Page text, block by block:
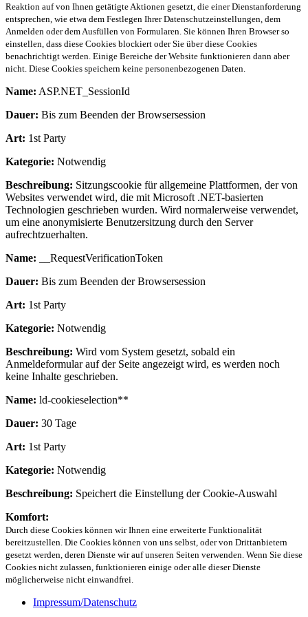
Reaktion auf von Ihnen getätigte Aktionen gesetzt, die einer Dienstanforderung
entsprechen, wie etwa dem Festlegen Ihrer Datenschutzeinstellungen, dem
Anmelden oder dem Ausfüllen von Formularen. Sie können Ihren Browser so
einstellen, dass diese Cookies blockiert oder Sie über diese Cookies
benachrichtigt werden. Einige Bereiche der Website funktionieren dann aber
nicht. Diese Cookies speichern keine personenbezogenen Daten.
Name: ASP.NET_SessionId
Dauer: Bis zum Beenden der Browsersession
Art: 1st Party
Kategorie: Notwendig
Beschreibung: Sitzungscookie für allgemeine Plattformen, der von
Websites verwendet wird, die mit Microsoft .NET-basierten
Technologien geschrieben wurden. Wird normalerweise verwendet,
um eine anonymisierte Benutzersitzung durch den Server
aufrechtzuerhalten.
Name: __RequestVerificationToken
Dauer: Bis zum Beenden der Browsersession
Art: 1st Party
Kategorie: Notwendig
Beschreibung: Wird vom System gesetzt, sobald ein
Anmeldeformular auf der Seite angezeigt wird, es werden noch
keine Inhalte geschrieben.
Name: ld-cookieselection**
Dauer: 30 Tage
Art: 1st Party
Kategorie: Notwendig
Beschreibung: Speichert die Einstellung der Cookie-Auswahl
Komfort:
Durch diese Cookies können wir Ihnen eine erweiterte Funktionalität
bereitzustellen. Die Cookies können von uns selbst, oder von Drittanbietern
gesetzt werden, deren Dienste wir auf unseren Seiten verwenden. Wenn Sie diese
Cookies nicht zulassen, funktionieren einige oder alle dieser Dienste
möglicherweise nicht einwandfrei.
Impressum/Datenschutz